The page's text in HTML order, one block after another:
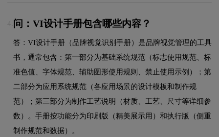
4. 问：VI设计手册包含哪些内容？
答：VI设计手册（品牌视觉识别手册）是品牌视觉管理的工具
书，通常包含：第一部分为基础系统规范（标志使用规范、标
准色值、字体规范、辅助图形使用规则、禁止使用示例）；第
二部分为应用系统规范（各应用场景的设计模板和制作规
范）；第三部分为制作工艺说明（材质、工艺、尺寸等详细参
数）。手册按功能分为印刷版（精美展示用）和执行版（侧重
制作规范和数据）。